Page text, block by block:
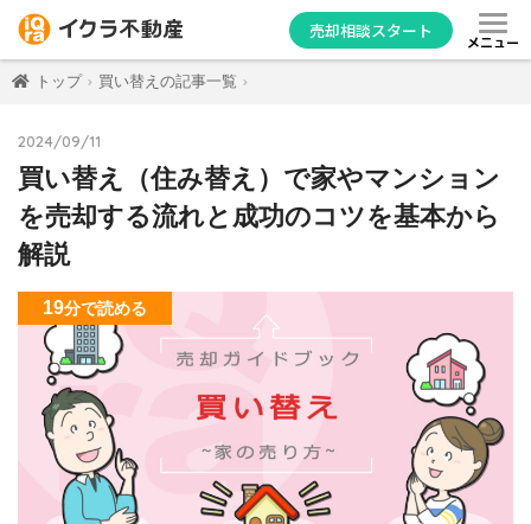
売却相談スタート
メニュー
トップ 買い替えの記事一覧
2024/09/11
買い替え（住み替え）で家やマンション
を売却する流れと成功のコツを基本から
解説
19分で読める